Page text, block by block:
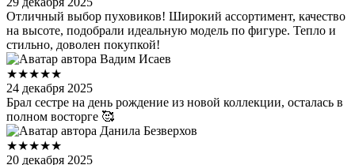
Отличный выбор пуховиков! Широкий ассортимент, качество
на высоте, подобрали идеальную модель по фигуре. Тепло и
стильно, доволен покупкой!
Вадим Исаев
★★★★★
24 декабря 2025
Брал сестре на день рождение из новой коллекции, осталась в
полном восторге 🥰
Данила Безверхов
★★★★★
20 декабря 2025